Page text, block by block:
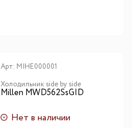
Арт: MIHE000001
Холодильник side by side
Millen MWD562SsGID
Нет в наличии